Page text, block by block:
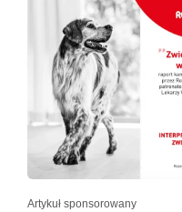
Artykuł sponsorowany